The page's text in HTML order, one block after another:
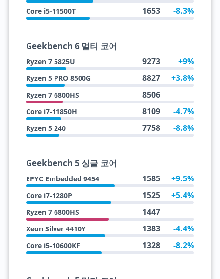
Core i5-11500T 1653 -8.3%
Geekbench 6 멀티 코어
Ryzen 7 5825U 9273 +9%
Ryzen 5 PRO 8500G 8827 +3.8%
Ryzen 7 6800HS 8506
Core i7-11850H 8109 -4.7%
Ryzen 5 240 7758 -8.8%
Geekbench 5 싱글 코어
EPYC Embedded 9454 1585 +9.5%
Core i7-1280P 1525 +5.4%
Ryzen 7 6800HS 1447
Xeon Silver 4410Y 1383 -4.4%
Core i5-10600KF 1328 -8.2%